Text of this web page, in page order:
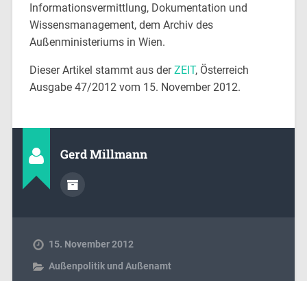
Informationsvermittlung, Dokumentation und
Wissensmanagement, dem Archiv des
Außenministeriums in Wien.
Dieser Artikel stammt aus derZEIT, Österreich
Ausgabe 47/2012 vom 15. November 2012.
Gerd Millmann
15. November 2012
Außenpolitik und Außenamt